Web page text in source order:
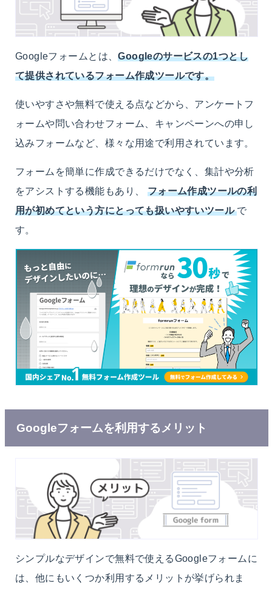
Googleフォームとは、Googleのサービスの1つとし
て提供されているフォーム作成ツールです。
使いやすさや無料で使える点などから、アンケートフ
ォームや問い合わせフォーム、キャンペーンへの申し
込みフォームなど、様々な用途で利用されています。
フォームを簡単に作成できるだけでなく、集計や分析
をアシストする機能もあり、 フォーム作成ツールの利
用が初めてという方にとっても扱いやすいツールで
す。
Googleフォームを利用するメリット
シンプルなデザインで無料で使えるGoogleフォームに
は、他にもいくつか利用するメリットが挙げられま